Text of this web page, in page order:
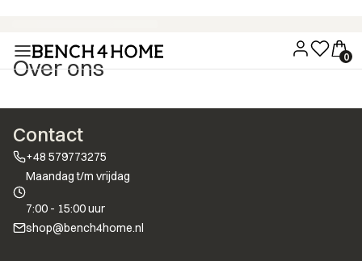
Over ons
Contact
+48 579773275
Maandag t/m vrijdag
7:00 - 15:00 uur
shop@bench4home.nl